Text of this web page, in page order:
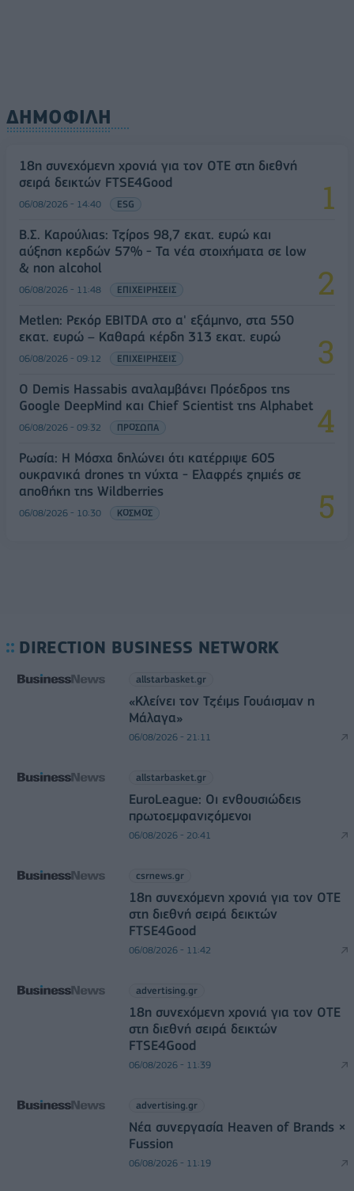
ΔΗΜΟΦΙΛΗ
18η συνεχόμενη χρονιά για τον ΟΤΕ στη διεθνή
σειρά δεικτών FTSE4Good
06/08/2026 - 14:40 ESG
Β.Σ. Καρούλιας: Τζίρος 98,7 εκατ. ευρώ και
αύξηση κερδών 57% - Τα νέα στοιχήματα σε low
& non alcohol
06/08/2026 - 11:48 ΕΠΙΧΕΙΡΗΣΕΙΣ
Metlen: Ρεκόρ EBITDA στο α' εξάμηνο, στα 550
εκατ. ευρώ – Καθαρά κέρδη 313 εκατ. ευρώ
06/08/2026 - 09:12 ΕΠΙΧΕΙΡΗΣΕΙΣ
Ο Demis Hassabis αναλαμβάνει Πρόεδρος της
Google DeepMind και Chief Scientist της Alphabet
06/08/2026 - 09:32 ΠΡΟΣΩΠΑ
Ρωσία: Η Μόσχα δηλώνει ότι κατέρριψε 605
ουκρανικά drones τη νύχτα - Ελαφρές ζημιές σε
αποθήκη της Wildberries
06/08/2026 - 10:30 ΚΟΣΜΟΣ
DIRECTION BUSINESS NETWORK
allstarbasket.gr
«Κλείνει τον Τζέιμς Γουάισμαν η
Μάλαγα»
06/08/2026 - 21:11
allstarbasket.gr
EuroLeague: Οι ενθουσιώδεις
πρωτοεμφανιζόμενοι
06/08/2026 - 20:41
csrnews.gr
18η συνεχόμενη χρονιά για τον ΟΤΕ
στη διεθνή σειρά δεικτών
FTSE4Good
06/08/2026 - 11:42
advertising.gr
18η συνεχόμενη χρονιά για τον ΟΤΕ
στη διεθνή σειρά δεικτών
FTSE4Good
06/08/2026 - 11:39
advertising.gr
Νέα συνεργασία Heaven of Brands ×
Fussion
06/08/2026 - 11:19